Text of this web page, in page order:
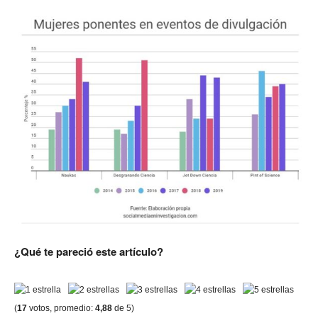
¿Qué te pareció este artículo?
(17 votos, promedio: 4,88 de 5)